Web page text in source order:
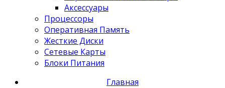
Аксессуары
Процессоры
Оперативная Память
Жесткие Диски
Сетевые Карты
Блоки Питания
Главная